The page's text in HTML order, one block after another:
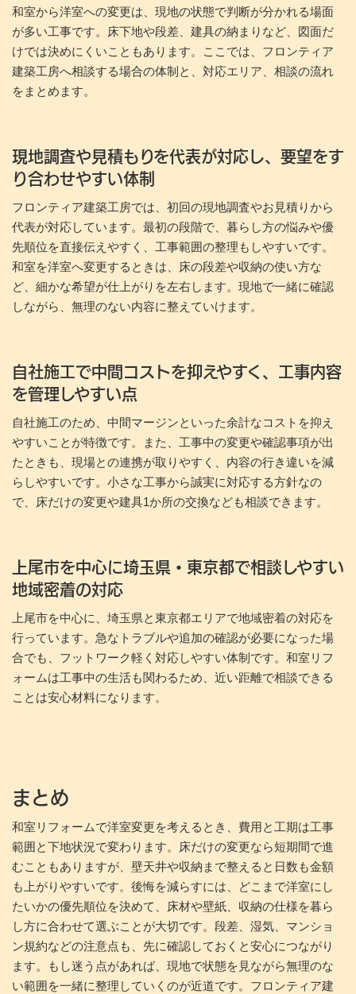
和室から洋室への変更は、現地の状態で判断が分かれる場面
が多い工事です。床下地や段差、建具の納まりなど、図面だ
けでは決めにくいこともあります。ここでは、フロンティア
建築工房へ相談する場合の体制と、対応エリア、相談の流れ
をまとめます。
現地調査や見積もりを代表が対応し、要望をす
り合わせやすい体制
フロンティア建築工房では、初回の現地調査やお見積りから
代表が対応しています。最初の段階で、暮らし方の悩みや優
先順位を直接伝えやすく、工事範囲の整理もしやすいです。
和室を洋室へ変更するときは、床の段差や収納の使い方な
ど、細かな希望が仕上がりを左右します。現地で一緒に確認
しながら、無理のない内容に整えていけます。
自社施工で中間コストを抑えやすく、工事内容
を管理しやすい点
自社施工のため、中間マージンといった余計なコストを抑え
やすいことが特徴です。また、工事中の変更や確認事項が出
たときも、現場との連携が取りやすく、内容の行き違いを減
らしやすいです。小さな工事から誠実に対応する方針なの
で、床だけの変更や建具1か所の交換なども相談できます。
上尾市を中心に埼玉県・東京都で相談しやすい
地域密着の対応
上尾市を中心に、埼玉県と東京都エリアで地域密着の対応を
行っています。急なトラブルや追加の確認が必要になった場
合でも、フットワーク軽く対応しやすい体制です。和室リフ
ォームは工事中の生活も関わるため、近い距離で相談できる
ことは安心材料になります。
まとめ
和室リフォームで洋室変更を考えるとき、費用と工期は工事
範囲と下地状況で変わります。床だけの変更なら短期間で進
むこともありますが、壁天井や収納まで整えると日数も金額
も上がりやすいです。後悔を減らすには、どこまで洋室にし
たいかの優先順位を決めて、床材や壁紙、収納の仕様を暮ら
し方に合わせて選ぶことが大切です。段差、湿気、マンショ
ン規約などの注意点も、先に確認しておくと安心につながり
ます。もし迷う点があれば、現地で状態を見ながら無理のな
い範囲を一緒に整理していくのが近道です。フロンティア建